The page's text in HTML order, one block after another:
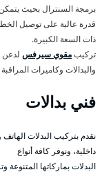
برمجة السنترال بحيث
قدرة عالية على توصيل
ذات السعة الكبيرة.
تركيبمقوي سيرفس لدعن
والبدالات وكاميرات
فني بدالات
نقدم بتركيب البدلات
داخلية، ونوفر كافة أنواع
البدلات بماركاتها المتنوعة